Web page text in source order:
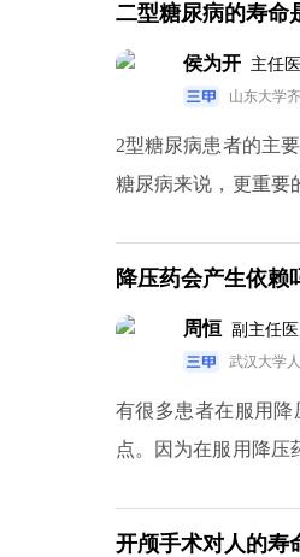
二型糖尿病的寿命
侯为开 主任
山东大学
2型糖尿病患者的主
糖尿病来说，更重要
降压药会产生依赖
周恒 副主任
武汉大学
有很多患者在服用
点。因为在服用降压
开颅手术对人的寿